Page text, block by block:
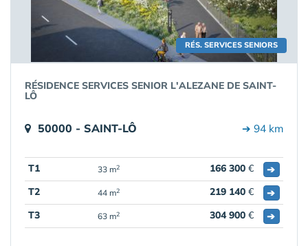
RÉS. SERVICES SENIORS
RÉSIDENCE SERVICES SENIOR L'ALEZANE DE SAINT-
LÔ
50000 - SAINT-LÔ ➔ 94 km
T1 33 m2 166 300 €
➔
T2
44 m2 219 140 €
➔
T3
63 m2 304 900 € ➔